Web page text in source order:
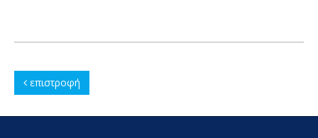
επιστροφή